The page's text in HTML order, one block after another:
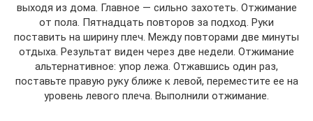
выходя из дома. Главное — сильно захотеть. Отжимание
от пола. Пятнадцать повторов за подход. Руки
поставить на ширину плеч. Между повторами две минуты
отдыха. Результат виден через две недели. Отжимание
альтернативное: упор лежа. Отжавшись один раз,
поставьте правую руку ближе к левой, переместите ее на
уровень левого плеча. Выполнили отжимание.